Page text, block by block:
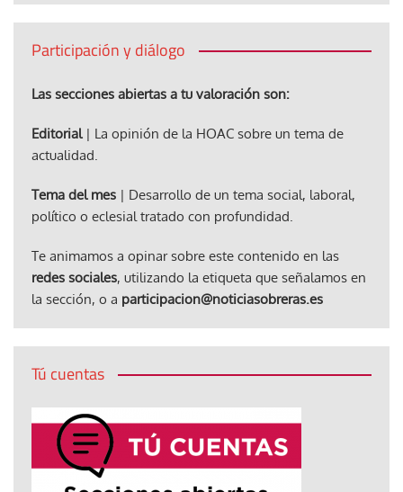
Participación y diálogo
Las secciones abiertas a tu valoración son:
Editorial| La opinión de la HOAC sobre un tema de
actualidad.
Tema del mes | Desarrollo de un tema social, laboral,
político o eclesial tratado con profundidad.
Te animamos a opinar sobre este contenido en las
redes sociales, utilizando la etiqueta que señalamos en
la sección, o a participacion@noticiasobreras.es
Tú cuentas